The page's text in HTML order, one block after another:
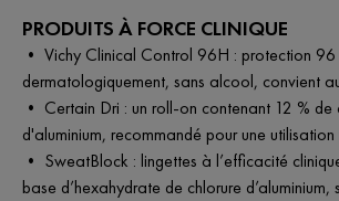
PRODUITS À FORCE CLINIQUE
• Vichy Clinical Control 96H : protection 96
dermatologiquement, sans alcool, convient
• Certain Dri : un roll-on contenant 12 % de
d'aluminium, recommandé pour une utilisation
• SweatBlock : lingettes à l’efficacité
base d’hexahydrate de chlorure d’aluminium,